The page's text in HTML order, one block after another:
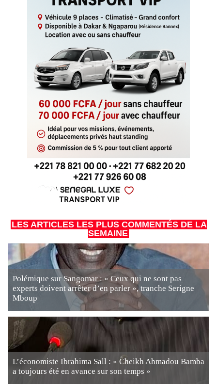
LES ARTICLES LES PLUS COMMENTÉS DE LA
SEMAINE
Polémique sur Sangomar : « Ceux qui ne sont pas
experts doivent arrêter d’en parler », tranche Serigne
Mboup
L’économiste Ibrahima Sall : « Cheikh Ahmadou Bamba
a toujours été en avance sur son temps »